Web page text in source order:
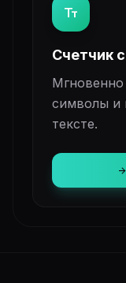
text_fields
Счетчик
Мгновенно
символы и
тексте.
arrow_forward